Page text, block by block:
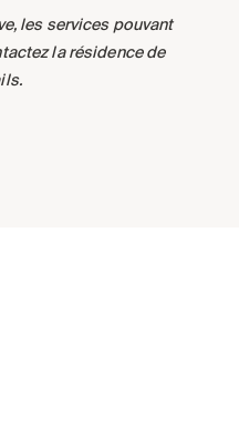
les services pouvant
la résidence de